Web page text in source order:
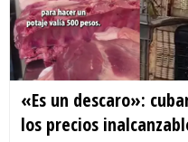
«Es un descaro»:
los precios